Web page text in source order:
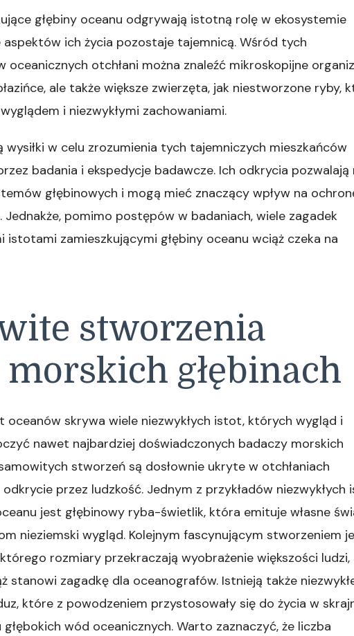
głębiny oceanu odgrywają istotną rolę w ekosystemie
aspektów ich życia pozostaje tajemnicą. Wśród tych
oceanicznych otchłani można znaleźć mikroskopijne
ale także większe zwierzęta, jak niestworzone ryby,
i niezwykłymi zachowaniami.
w celu zrozumienia tych tajemniczych mieszkańców
badania i ekspedycje badawcze. Ich odkrycia pozwalają
głębinowych i mogą mieć znaczący wpływ na
pomimo postępów w badaniach, wiele zagadek
istotami zamieszkującymi głębiny oceanu wciąż czeka na
stworzenia
głębinach
oceanów skrywa wiele niezwykłych istot, których wygląd i
nawet najbardziej doświadczonych badaczy morskich
stworzeń są dosłownie ukryte w otchłaniach
przez ludzkość. Jednym z przykładów niezwykłych
jest głębinowy ryba-świetlik, która emituje własne
nieziemski wygląd. Kolejnym fascynującym stworzeniem
rozmiary przekraczają wyobrażenie większości ludzi,
stanowi zagadkę dla oceanografów. Istnieją także
które z powodzeniem przystosowały się do życia w
wód oceanicznych. Warto zaznaczyć, że liczba